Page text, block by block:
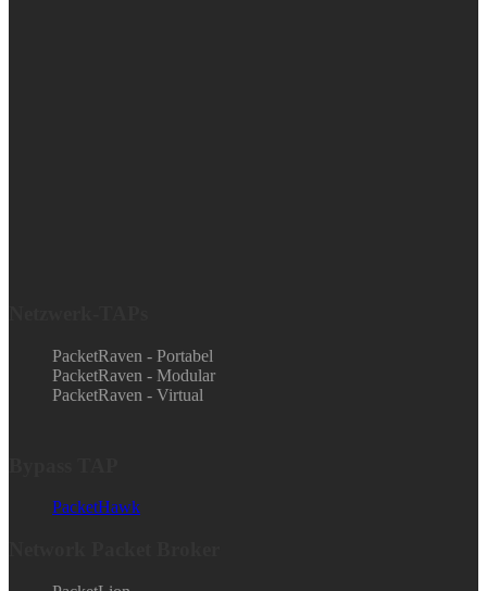
PacketRaven - Portabel
PacketRaven - Modular
PacketRaven - Virtual
PacketHawk